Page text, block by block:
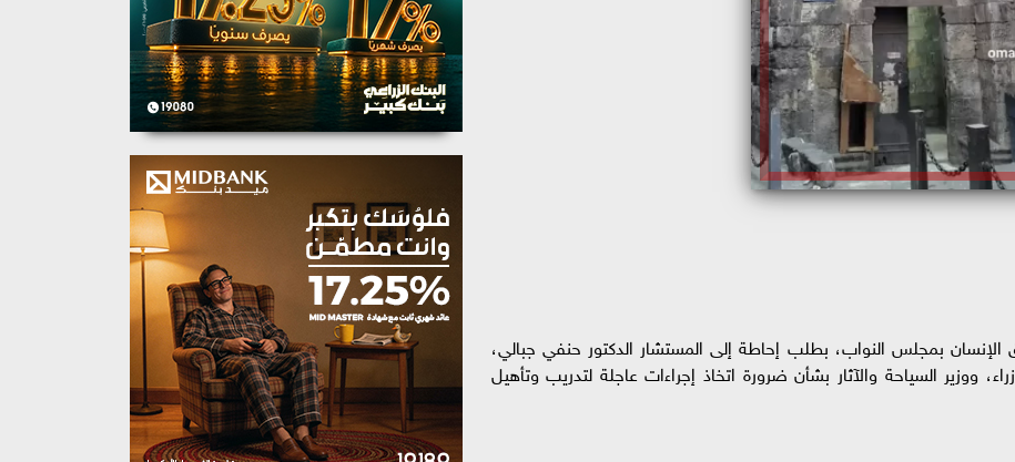
بمجلس النواب، بطلب إحاطة إلى المستشار الدكتور حنفي جبالي،
ووزير السياحة والآثار بشأن ضرورة اتخاذ إجراءات عاجلة لتدريب وتأهيل